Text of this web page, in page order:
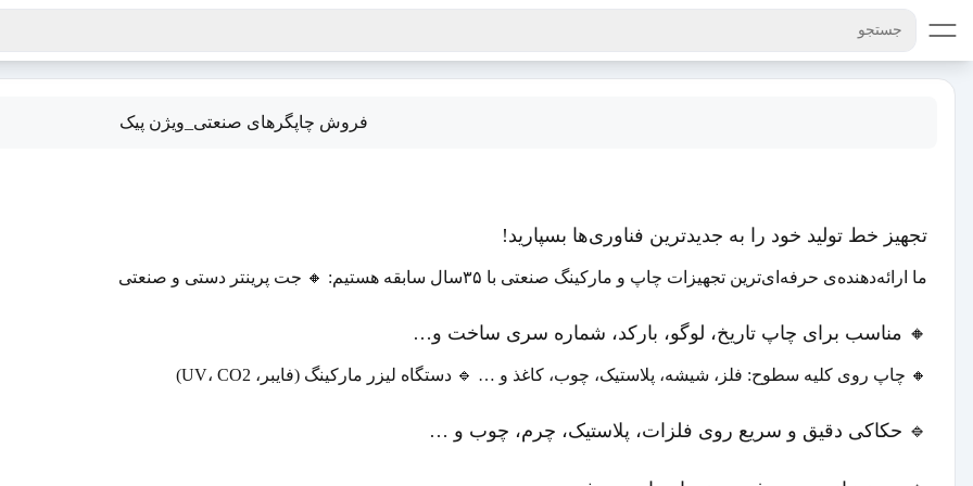
جستجو
فروش چاپگرهای صنعتی_ویژن پیک
تجهیز خط تولید خود را به جدیدترین فناوری‌ها بسپارید!
ما ارائه‌دهنده‌ی حرفه‌ای‌ترین تجهیزات چاپ و مارکینگ صنعتی با ۳۵سال سابقه هستیم: 🔸 جت پرینتر دستی و صنعتی
🔸 مناسب برای چاپ تاریخ، لوگو، بارکد، شماره سری ساخت و…
🔸 چاپ روی کلیه سطوح: فلز، شیشه، پلاستیک، چوب، کاغذ و … 🔹 دستگاه لیزر مارکینگ (فایبر، UV، CO2)
🔹 حکاکی دقیق و سریع روی فلزات، پلاستیک، چرم، چوب و …